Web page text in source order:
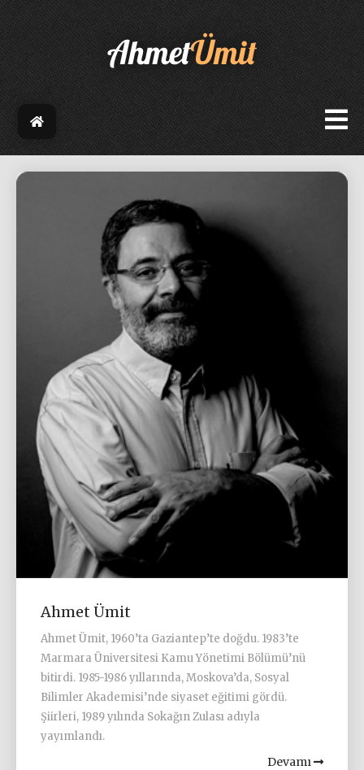
Ahmet Ümit
Ahmet Ümit, 1960’ta Gaziantep’te doğdu. 1983’te
Marmara Üniversitesi Kamu Yönetimi Bölümü’nü
bitirdi. 1985-1986 yıllarında, Moskova’da, Sosyal
Bilimler Akademisi’nde siyaset eğitimi gördü.
Şiirleri, 1989 yılında Sokağın Zulası adıyla
yayımlandı.
Devamı